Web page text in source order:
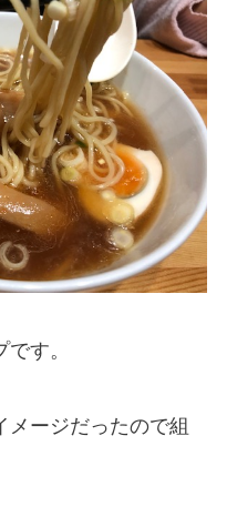
す。
メージだったので組